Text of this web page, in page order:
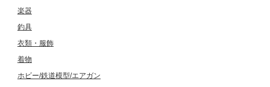
楽器
釣具
衣類・服飾
着物
ホビー/鉄道模型/エアガン